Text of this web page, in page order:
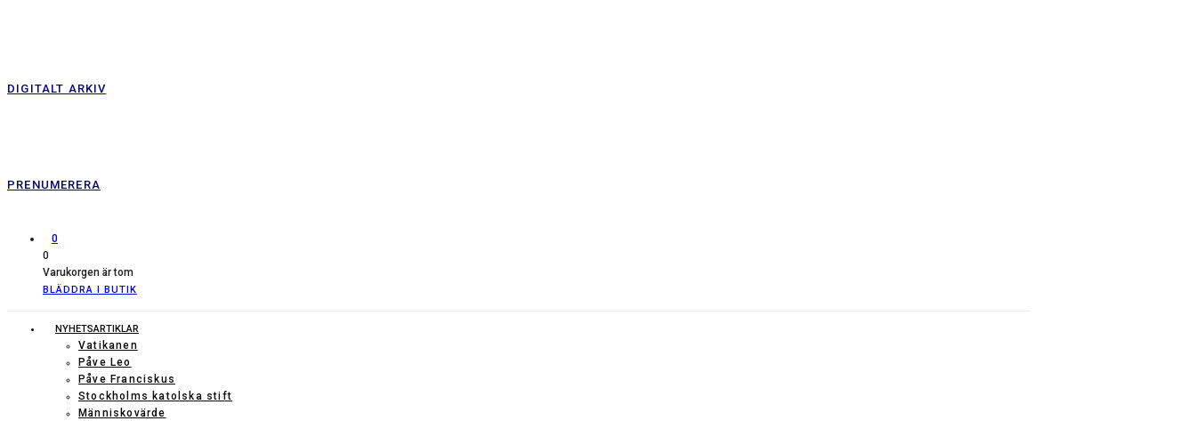
DIGITALT ARKIV
PRENUMERERA
0
0
Varukorgen är tom
BLÄDDRA I BUTIK
NYHETSARTIKLAR
Vatikanen
Påve Leo
Påve Franciskus
Stockholms katolska stift
Människovärde